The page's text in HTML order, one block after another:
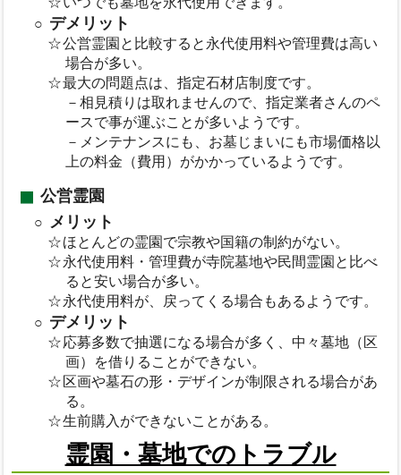
デメリット
公営霊園と比較すると永代使用料や管理費は高い
場合が多い。
最大の問題点は、指定石材店制度です。
－相見積りは取れませんので、指定業者さんのペ
ースで事が運ぶことが多いようです。
－メンテナンスにも、お墓じまいにも市場価格以
上の料金（費用）がかかっているようです。
公営霊園
メリット
ほとんどの霊園で宗教や国籍の制約がない。
永代使用料・管理費が寺院墓地や民間霊園と比べ
ると安い場合が多い。
永代使用料が、戻ってくる場合もあるようです。
デメリット
応募多数で抽選になる場合が多く、中々墓地（区
画）を借りることができない。
区画や墓石の形・デザインが制限される場合があ
る。
生前購入ができないことがある。
霊園・墓地でのトラブル